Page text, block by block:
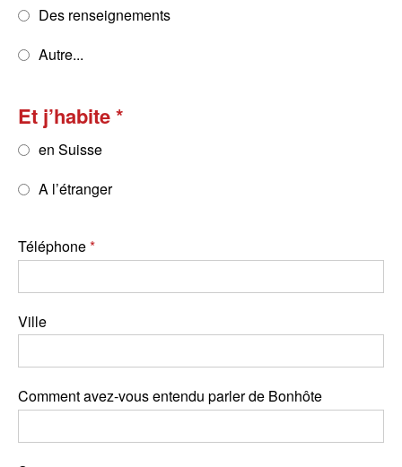
Des renseignements
Autre...
Et j’habite
en Suisse
A l’étranger
Téléphone
Ville
Comment avez-vous entendu parler de Bonhôte